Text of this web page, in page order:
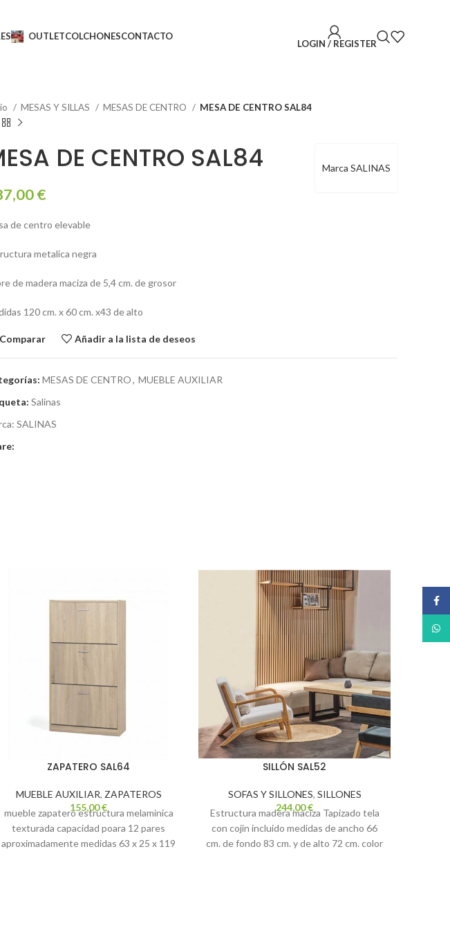
OUTLETCOLCHONESCONTACTO
LOGIN / REGISTER
MESAS Y SILLAS MESAS DE CENTRO MESA DE CENTRO SAL84
Marca SALINAS
DE CENTRO SAL84
€
de centro elevable
metalica negra
de madera maciza de 5,4 cm. de grosor
120 cm. x 60 cm. x43 de alto
Comparar Añadir a la lista de deseos
MESAS DE CENTRO, MUEBLE AUXILIAR
Salinas
SALINAS
ZAPATERO SAL64
MUEBLE AUXILIAR, ZAPATEROS
155,00€
mueble zapatero estructura melaminica
texturada capacidad poara 12 pares
aproximadamente medidas 63 x 25 x 119
SILLÓN SAL52
SOFAS Y SILLONES, SILLONES
244,00€
Estructura madera maciza Tapizado tela
con cojin incluido medidas de ancho 66
cm. de fondo 83 cm. y de alto 72 cm. color